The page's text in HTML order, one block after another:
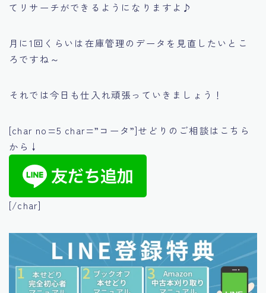
てリサーチができるようになりますよ♪
月に1回くらいは在庫管理のデータを見直したいとこ
ろですね～
それでは今日も仕入れ頑張っていきましょう！
[char no=5 char=”コータ”]せどりのご相談はこちら
から↓
[/char]